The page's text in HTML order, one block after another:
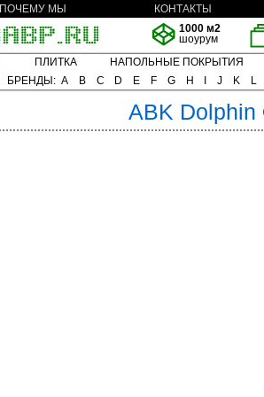
ПОЧЕМУ МЫ
КОНТАКТЫ
1000 м2
шоурум
ПЛИТКА
НАПОЛЬНЫЕ ПОКРЫТИЯ
БРЕНДЫ: A B C D E F G H J K L
ABK Dolphin